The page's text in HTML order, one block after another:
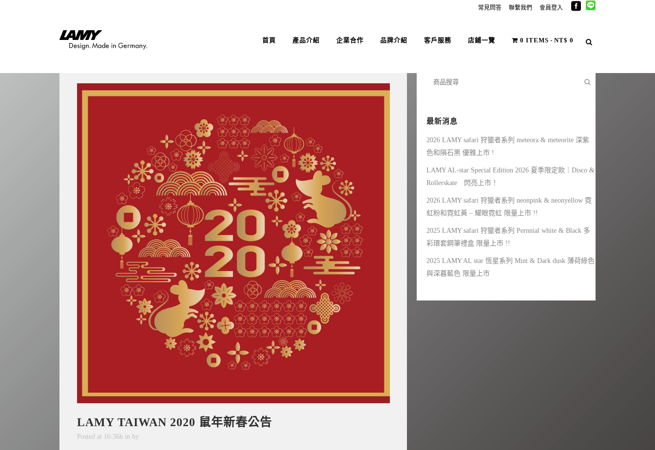
常見問答 聯繫我們 會員登入
首頁 產品介紹 企業合作 品牌介紹 客戶服務 店鋪一覽 0 ITEMS NT$ 0
LAMY TAIWAN 2020 鼠年新春公告
Posted at 16:36h in by
最新消息
2026 LAMY safari 狩獵者系列 meteora & meteorite 深紫
色和隕石黑 優雅上市 !
LAMY AL-star Special Edition 2026 夏季限定款｜Disco &
Rollerskate 閃亮上市！
2026 LAMY safari 狩獵者系列 neonpink & neonyellow 霓
虹粉和霓虹黃 – 耀眼霓虹 限量上市 !!
2025 LAMY safari 狩獵者系列 Pernnial white & Black 多
彩環套鋼筆禮盒 限量上市 !!
2025 LAMY AL star 恆星系列 Mint & Dark dusk 薄荷綠色
與深暮藍色 限量上市